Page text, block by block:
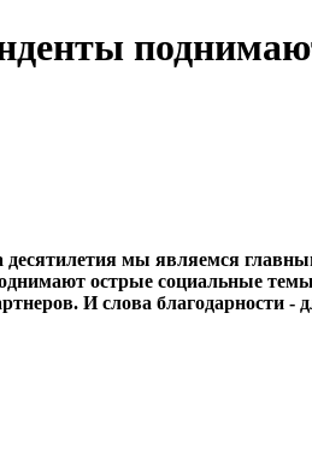
мы являемся
острые социальные
И слова благодарности -